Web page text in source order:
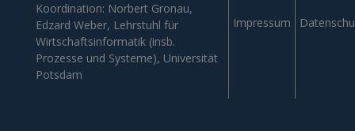
Koordination: Norbert Gronau,
Edzard Weber, Lehrstuhl für
Wirtschaftsinformatik (insb.
Prozesse und Systeme), Universität
Potsdam
Impressum